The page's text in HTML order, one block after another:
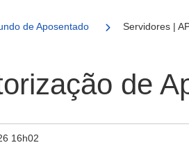
de Aposentadoria e PensãoServidores |
de
16h02